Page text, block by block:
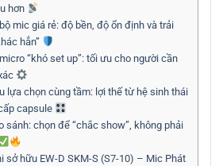
hơn
mic giá rẻ: độ bền, độ ổn định và trải
hẳn”
“khó set up”: tối ưu cho người cần
lựa chọn cùng tầm: lợi thế từ hệ sinh thái
capsule
sánh: chọn để “chắc show”, không phải
sở hữu EW-D SKM-S (S7-10) – Mic Phát